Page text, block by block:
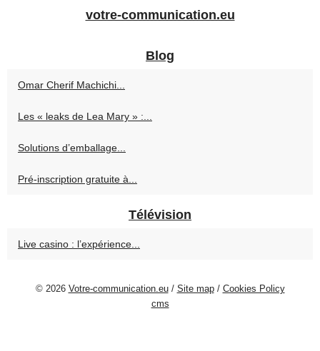
votre-communication.eu
Blog
Omar Cherif Machichi...
Les « leaks de Lea Mary » :...
Solutions d’emballage...
Pré-inscription gratuite à...
Télévision
Live casino : l’expérience...
© 2026 Votre-communication.eu/ Site map/ Cookies Policy
cms